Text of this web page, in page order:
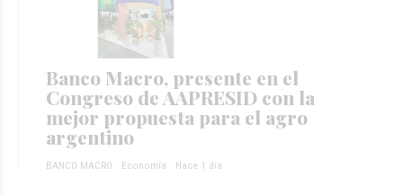
Banco Macro, presente en el
Congreso de AAPRESID con la
mejor propuesta para el agro
argentino
BANCO MACRO Economía Hace 1 día